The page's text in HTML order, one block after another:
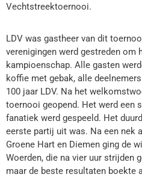
Vechtstreektoernooi.
LDV was gastheer van dit
verenigingen werd gestreden om
kampioenschap. Alle gasten
koffie met gebak, alle
100 jaar LDV. Na het
toernooi geopend. Het werd een
fanatiek werd gespeeld. Het
eerste partij uit was. Na een nek
Groene Hart en Diemen ging de
Woerden, die na vier uur strijden
maar de beste resultaten boekte